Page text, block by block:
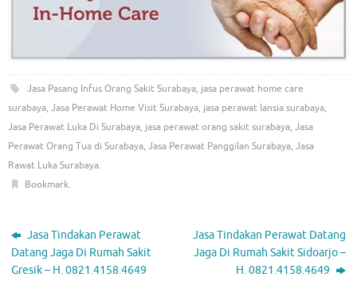
Jasa Pasang Infus Orang Sakit Surabaya, jasa perawat home care
surabaya, Jasa Perawat Home Visit Surabaya, jasa perawat lansia surabaya,
Jasa Perawat Luka Di Surabaya, jasa perawat orang sakit surabaya, Jasa
Perawat Orang Tua di Surabaya, Jasa Perawat Panggilan Surabaya, Jasa
Rawat Luka Surabaya.
Bookmark.
Jasa Tindakan Perawat
Datang Jaga Di Rumah Sakit
Gresik – H. 0821.4158.4649
Jasa Tindakan Perawat Datang
Jaga Di Rumah Sakit Sidoarjo –
H. 0821.4158.4649